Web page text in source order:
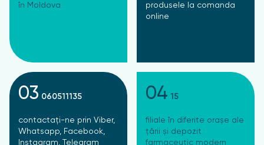
în Moldova
produsele la comanda
online
03 060511135
contactați-ne prin Viber,
Whatsapp, Facebook,
Instagram, Telegram
04 15
filiale în diferite orașe ale
țării și depozit
farmaceutic modern